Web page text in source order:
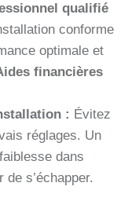
qualifié
conforme
optimale et
financières
: Évitez
réglages. Un
dans
de s’échapper.